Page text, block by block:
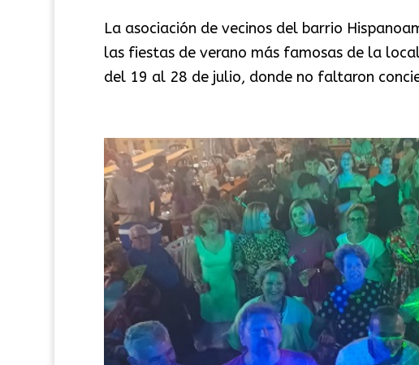
La asociación de vecinos del barrio
las fiestas de verano más famosas de la
del 19 al 28 de julio, donde no faltaron